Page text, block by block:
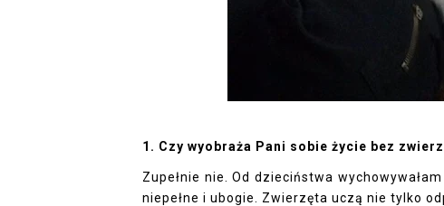
1. Czy wyobraża Pani sobie życie bez
Zupełnie nie. Od dzieciństwa
niepełne i ubogie. Zwierzęta uczą nie tylko